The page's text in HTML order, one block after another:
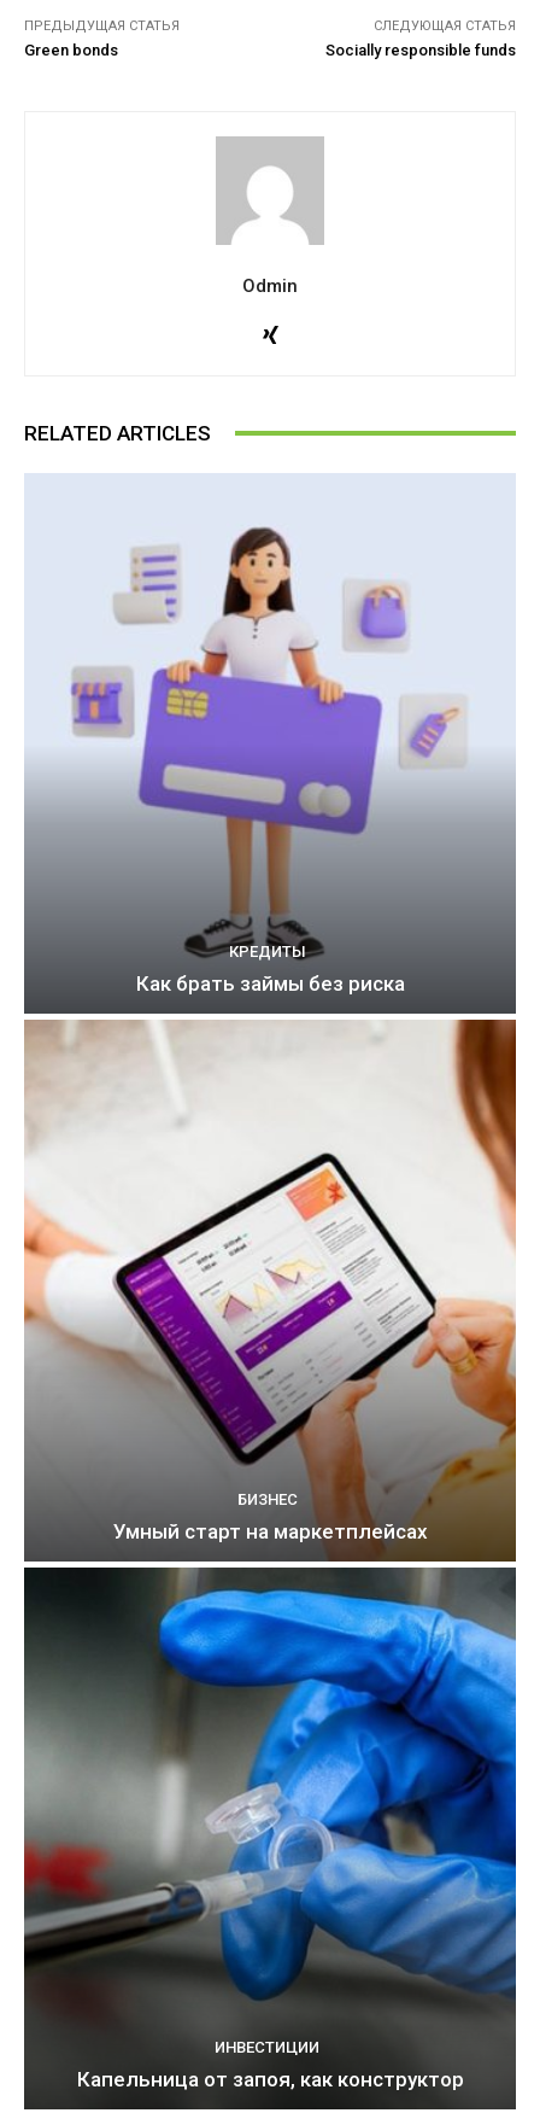
ПРЕДЫДУЩАЯ СТАТЬЯ
Green bonds
СЛЕДУЮЩАЯ СТАТЬЯ
Socially responsible funds
Odmin
RELATED ARTICLES
КРЕДИТЫ
Как брать займы без риска
БИЗНЕС
Умный старт на маркетплейсах
ИНВЕСТИЦИИ
Капельница от запоя, как конструктор